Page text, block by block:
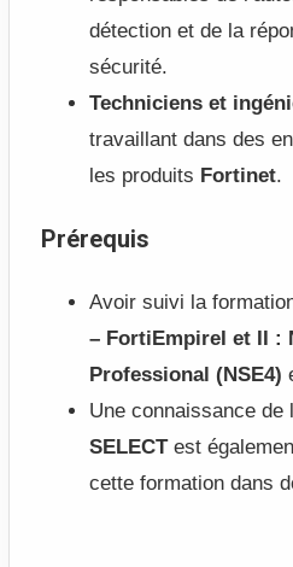
détection et de la
sécurité.
Techniciens et
travaillant dans des
les produits Fortinet.
Prérequis
Avoir suivi la
– FortiEmpireI et II :
Professional (NSE4)
Une connaissance de
SELECTest
cette formation dans